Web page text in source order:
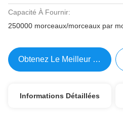
Capacité À Fournir:
250000 morceaux/morceaux par
Obtenez Le Meilleur Prix
Informations Détaillées